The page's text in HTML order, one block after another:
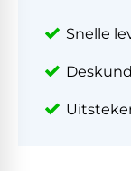
Snelle